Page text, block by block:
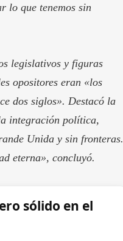
lo que tenemos sin
legislativos y figuras
opositores eran «los
dos siglos». Destacó la
integración política,
Unida y sin fronteras.
eterna», concluyó.
sólido en el